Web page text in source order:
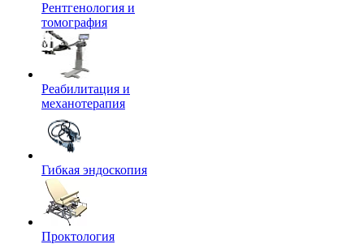
Рентгенология и
томография
Реабилитация и
механотерапия
Гибкая эндоскопия
Проктология